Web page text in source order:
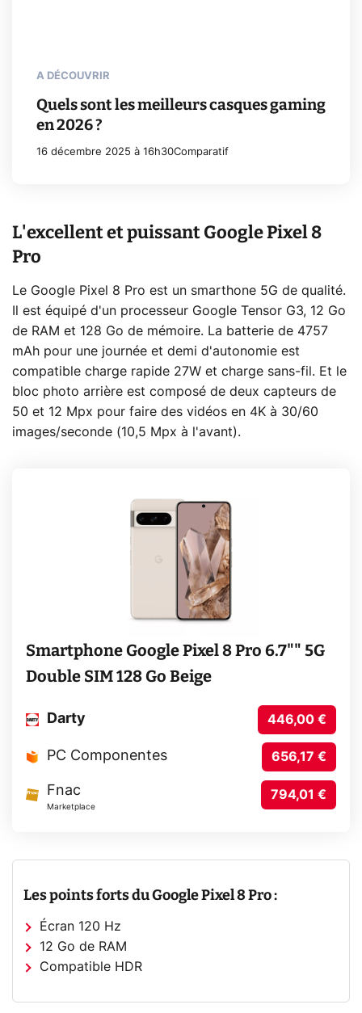
A DÉCOUVRIR
Quels sont les meilleurs casques gaming
en 2026 ?
16 décembre 2025 à 16h30Comparatif
L'excellent et puissant Google Pixel 8
Pro
Le Google Pixel 8 Pro est un smarthone 5G de qualité.
Il est équipé d'un processeur Google Tensor G3, 12 Go
de RAM et 128 Go de mémoire. La batterie de 4757
mAh pour une journée et demi d'autonomie est
compatible charge rapide 27W et charge sans-fil. Et le
bloc photo arrière est composé de deux capteurs de
50 et 12 Mpx pour faire des vidéos en 4K à 30/60
images/seconde (10,5 Mpx à l'avant).
Smartphone Google Pixel 8 Pro 6.7"" 5G
Double SIM 128 Go Beige
Darty 446,00 €
PC Componentes 656,17 €
Fnac
Marketplace
794,01 €
Les points forts du Google Pixel 8 Pro :
Écran 120 Hz
12 Go de RAM
Compatible HDR